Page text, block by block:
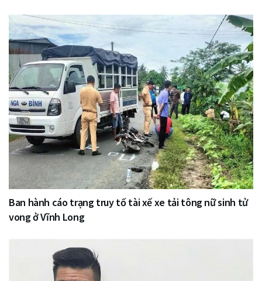
Ban hành cáo trạng truy tố tài xế xe tải tông nữ sinh tử
vong ở Vĩnh Long